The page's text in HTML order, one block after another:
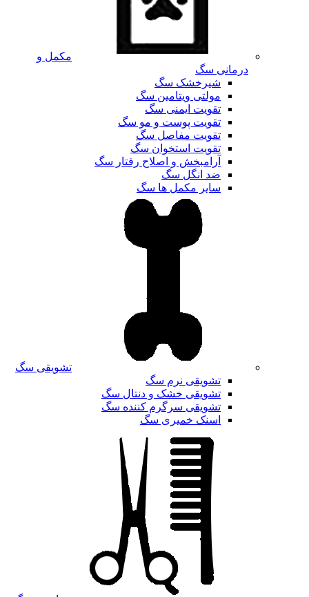
مکمل و
درمانی سگ
شیرخشک سگ
مولتی ویتامین سگ
تقویت ایمنی سگ
تقویت پوست و مو سگ
تقویت مفاصل سگ
تقویت استخوان سگ
آرامبخش و اصلاح رفتار سگ
ضد انگل سگ
سایر مکمل ها سگ
تشویقی سگ
تشویقی نرم سگ
تشویقی خشک و دنتال سگ
تشویقی سرگرم کننده سگ
اسنک خمیری سگ